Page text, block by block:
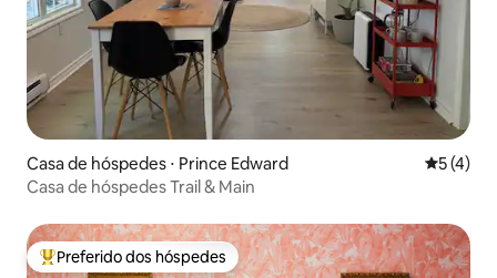
Casa de hóspedes ⋅ Prince Edward 5 de
5 (4)
Casa de hóspedes Trail & Main
Entre os melhores preferidos dos hóspedes
Preferido dos hóspedes